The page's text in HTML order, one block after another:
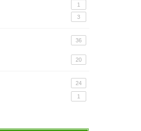
1
3
36
20
24
1